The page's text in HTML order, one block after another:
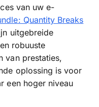
van uw e-
Quantity Breaks
uitgebreide
robuuste
van prestaties,
oplossing is voor
een hoger niveau